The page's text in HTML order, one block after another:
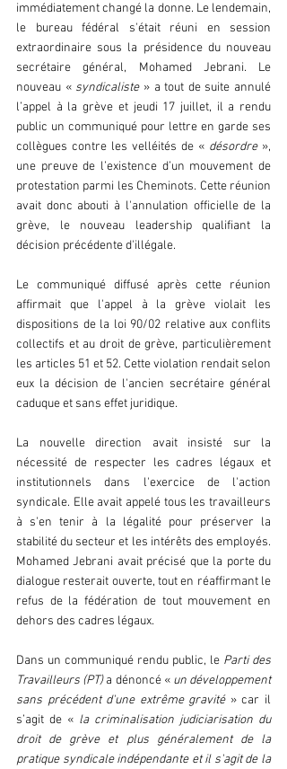
immédiatement changé la donne. Le lendemain,
le bureau fédéral s'était réuni en session
extraordinaire sous la présidence du nouveau
secrétaire général, Mohamed Jebrani. Le
nouveau « syndicaliste » a tout de suite annulé
l’appel à la grève et jeudi 17 juillet, il a rendu
public un communiqué pour lettre en garde ses
collègues contre les velléités de « désordre »,
une preuve de l’existence d’un mouvement de
protestation parmi les Cheminots. Cette réunion
avait donc abouti à l'annulation officielle de la
grève, le nouveau leadership qualifiant la
décision précédente d'illégale.
Le communiqué diffusé après cette réunion
affirmait que l'appel à la grève violait les
dispositions de la loi 90/02 relative aux conflits
collectifs et au droit de grève, particulièrement
les articles 51 et 52. Cette violation rendait selon
eux la décision de l'ancien secrétaire général
caduque et sans effet juridique.
La nouvelle direction avait insisté sur la
nécessité de respecter les cadres légaux et
institutionnels dans l'exercice de l'action
syndicale. Elle avait appelé tous les travailleurs
à s'en tenir à la légalité pour préserver la
stabilité du secteur et les intérêts des employés.
Mohamed Jebrani avait précisé que la porte du
dialogue resterait ouverte, tout en réaffirmant le
refus de la fédération de tout mouvement en
dehors des cadres légaux.
Dans un communiqué rendu public, le Parti des
Travailleurs (PT) a dénoncé « un développement
sans précédent d'une extrême gravité » car il
s’agit de « la criminalisation judiciarisation du
droit de grève et plus généralement de la
pratique syndicale indépendante et il s'agit de la